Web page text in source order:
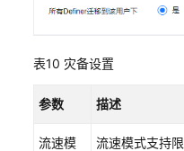
表10 灾备设置
参数 描述
流速模
流速模式支持